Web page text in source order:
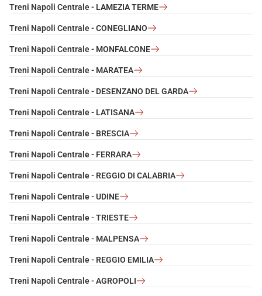
Treni Napoli Centrale - LAMEZIA TERME
Treni Napoli Centrale - CONEGLIANO
Treni Napoli Centrale - MONFALCONE
Treni Napoli Centrale - MARATEA
Treni Napoli Centrale - DESENZANO DEL GARDA
Treni Napoli Centrale - LATISANA
Treni Napoli Centrale - BRESCIA
Treni Napoli Centrale - FERRARA
Treni Napoli Centrale - REGGIO DI CALABRIA
Treni Napoli Centrale - UDINE
Treni Napoli Centrale - TRIESTE
Treni Napoli Centrale - MALPENSA
Treni Napoli Centrale - REGGIO EMILIA
Treni Napoli Centrale - AGROPOLI